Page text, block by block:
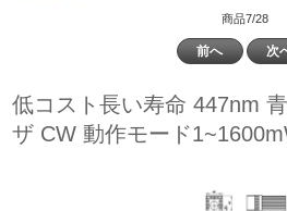
商品7/28
前へ 次
低コスト長い寿命 447nm
ザ CW 動作モード